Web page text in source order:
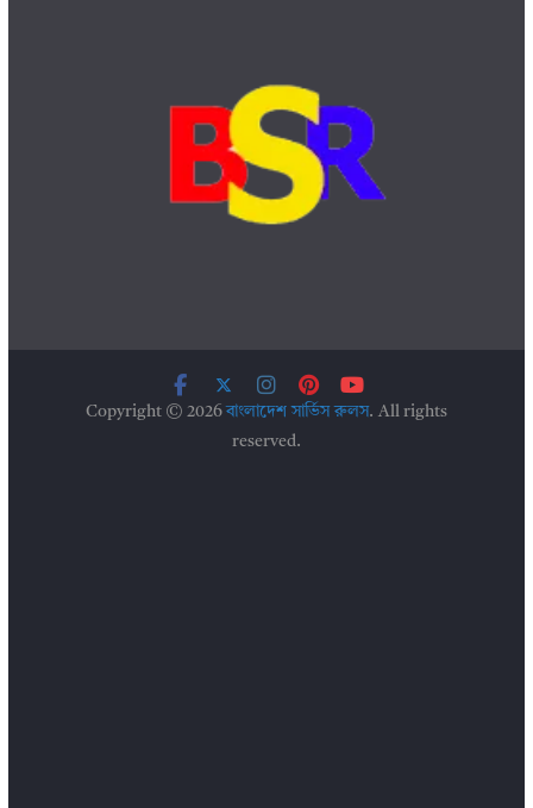
Copyright © 2026বাংলাদেশ সার্ভিস রুলস. All rights
reserved.